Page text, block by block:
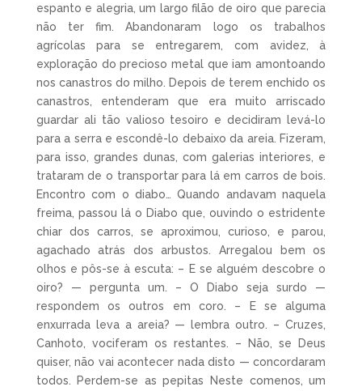
espanto e alegria, um largo filão de oiro que parecia
não ter fim. Abandonaram logo os trabalhos
agrícolas para se entregarem, com avidez, à
exploração do precioso metal que iam amontoando
nos canastros do milho. Depois de terem enchido os
canastros, entenderam que era muito arriscado
guardar ali tão valioso tesoiro e decidiram levá-lo
para a serra e escondê-lo debaixo da areia. Fizeram,
para isso, grandes dunas, com galerias interiores, e
trataram de o transportar para lá em carros de bois.
Encontro com o diabo… Quando andavam naquela
freima, passou lá o Diabo que, ouvindo o estridente
chiar dos carros, se aproximou, curioso, e parou,
agachado atrás dos arbustos. Arregalou bem os
olhos e pôs-se à escuta: – E se alguém descobre o
oiro? — pergunta um. – O Diabo seja surdo —
respondem os outros em coro. – E se alguma
enxurrada leva a areia? — lembra outro. – Cruzes,
Canhoto, vociferam os restantes. – Não, se Deus
quiser, não vai acontecer nada disto — concordaram
todos. Perdem-se as pepitas Neste comenos, um